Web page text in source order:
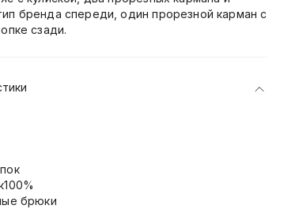
бренда спереди, один прорезной карман с
сзади.
брюки